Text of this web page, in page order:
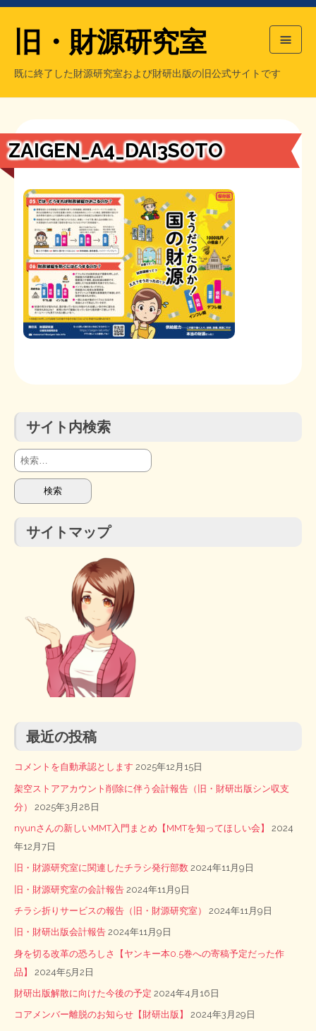
【国の、本当の】財源チラシ／旧・財源研究室
シン財源はあなたです／合同誌／旧・サブカル分室
日本経済を解説するヤンキー／MIHANAマンガ／旧・財研出版
もっと知りたい方へ
マネクリ戦士 RED & BLACK
MMTの学習資料
用語集
旧・財源研究室
既に終了した財源研究室および財研出版の旧公式サイトです
旧・財源研究室について
チラシ発行部数
会計報告
旧・財研出版について
会計報告
ZAIGEN_A4_DAI3SOTO
サイト内検索
検
索:
サイトマップ
最近の投稿
コメントを自動承認とします 2025年12月15日
架空ストアアカウント削除に伴う会計報告（旧・財研出版シン収支
分）
2025年3月28日
nyunさんの新しいMMT入門まとめ【MMTを知ってほしい会】
2024
年12月7日
旧・財源研究室に関連したチラシ発行部数 2024年11月9日
旧・財源研究室の会計報告 2024年11月9日
チラシ折りサービスの報告（旧・財源研究室） 2024年11月9日
旧・財研出版会計報告 2024年11月9日
身を切る改革の恐ろしさ【ヤンキー本0.5巻への寄稿予定だった作
品】
2024年5月2日
財研出版解散に向けた今後の予定 2024年4月16日
コアメンバー離脱のお知らせ【財研出版】 2024年3月29日